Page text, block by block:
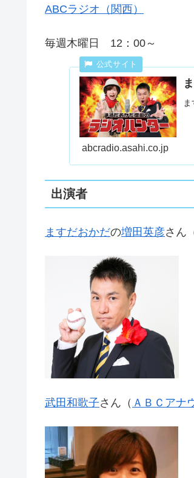
ABCラジオ（関西）
毎週木曜日 12：00～
abcradio.asahi.co.jp
出演者
ますだおかだの増田英彦さん
武田和歌子さん（ ＡＢＣアナ